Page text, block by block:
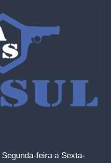
Segunda-feira a Sexta-